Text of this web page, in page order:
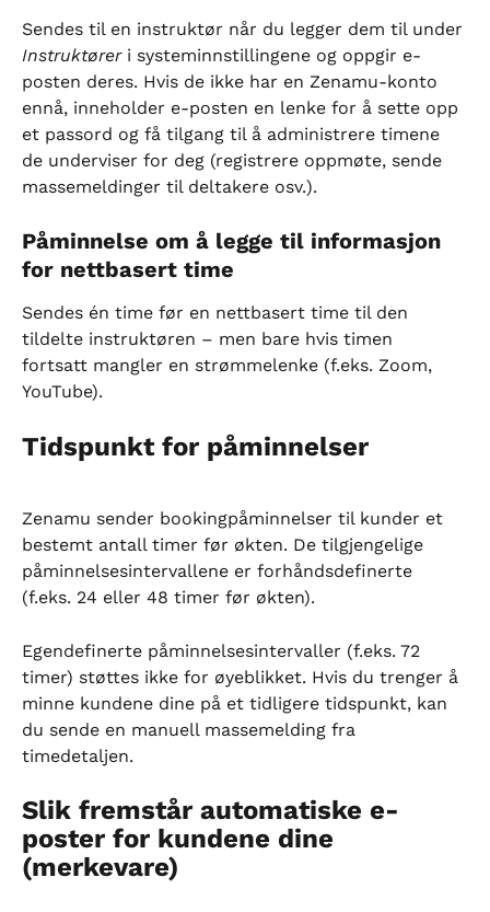
Sendes til en instruktør når du legger dem til under
Instruktører i systeminnstillingene og oppgir e-
posten deres. Hvis de ikke har en Zenamu-konto
ennå, inneholder e-posten en lenke for å sette opp
et passord og få tilgang til å administrere timene
de underviser for deg (registrere oppmøte, sende
massemeldinger til deltakere osv.).
Påminnelse om å legge til informasjon
for nettbasert time
Sendes én time før en nettbasert time til den
tildelte instruktøren – men bare hvis timen
fortsatt mangler en strømmelenke (f.eks. Zoom,
YouTube).
Tidspunkt for påminnelser
Zenamu sender bookingpåminnelser til kunder et
bestemt antall timer før økten. De tilgjengelige
påminnelsesintervallene er forhåndsdefinerte
(f.eks. 24 eller 48 timer før økten).
Egendefinerte påminnelsesintervaller (f.eks. 72
timer) støttes ikke for øyeblikket. Hvis du trenger å
minne kundene dine på et tidligere tidspunkt, kan
du sende en manuell massemelding fra
timedetaljen.
Slik fremstår automatiske e-
poster for kundene dine
(merkevare)